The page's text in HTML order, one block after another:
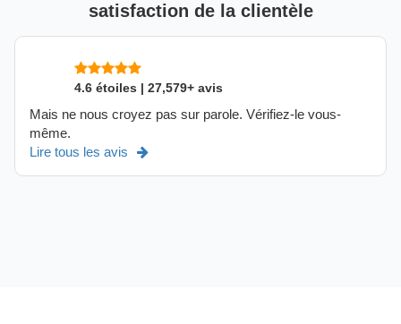
satisfaction de la clientèle
4.6 étoiles | 27,579+ avis
Mais ne nous croyez pas sur parole. Vérifiez-le vous-
même.
Lire tous les avis